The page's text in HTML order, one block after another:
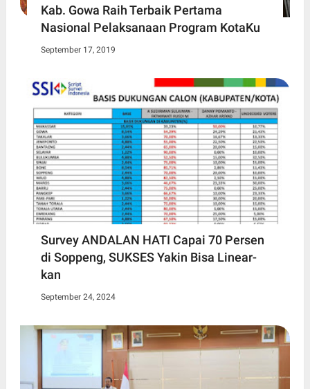
Kab. Gowa Raih Terbaik Pertama
Nasional Pelaksanaan Program KotaKu
September 17, 2019
Survey ANDALAN HATI Capai 70 Persen
di Soppeng, SUKSES Yakin Bisa Linear-
kan
September 24, 2024